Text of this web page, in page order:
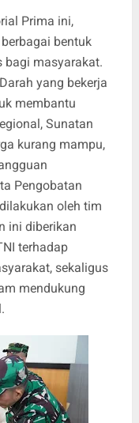
Prima ini,
bentuk
bagi masyarakat.
yang bekerja
membantu
Sunatan
kurang mampu,
Pengobatan
oleh tim
ini diberikan
terhadap
sekaligus
mendukung